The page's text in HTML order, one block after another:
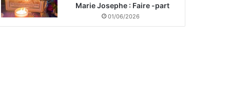
Marie Josephe : Faire -part
01/06/2026